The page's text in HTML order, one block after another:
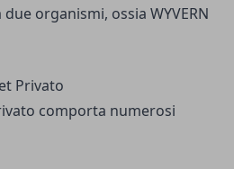
organismi, ossia WYVERN
Privato
comporta numerosi